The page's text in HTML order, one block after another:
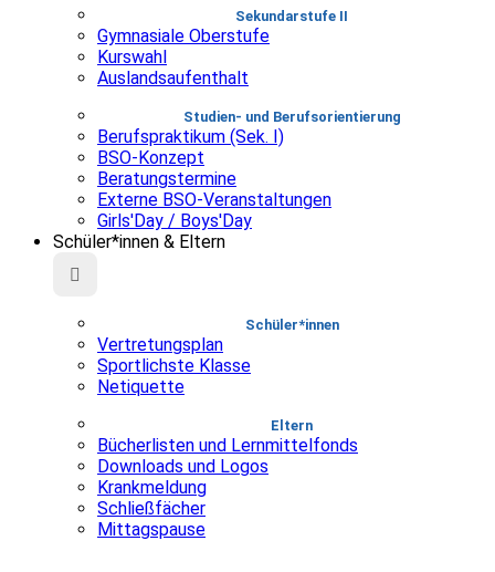
Sekundarstufe II
Gymnasiale Oberstufe
Kurswahl
Auslandsaufenthalt
Studien- und Berufsorientierung
Berufspraktikum (Sek. I)
BSO-Konzept
Beratungstermine
Externe BSO-Veranstaltungen
Girls'Day / Boys'Day
Schüler*innen & Eltern
Schüler*innen
Vertretungsplan
Sportlichste Klasse
Netiquette
Eltern
Bücherlisten und Lernmittelfonds
Downloads und Logos
Krankmeldung
Schließfächer
Mittagspause